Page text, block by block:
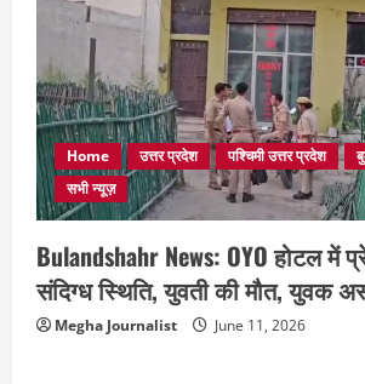
Home उत्तर प्रदेश पश्चिमी उत्तर प्रदेश
सभी न्यूज़
Bulandshahr News: OYO होटल में
संदिग्ध स्थिति, युवती की मौत, युवक
Megha Journalist June 11, 2026